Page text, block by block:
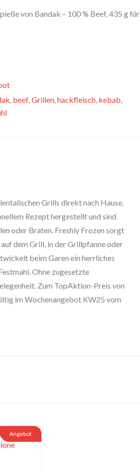
von Bandak – 100 % Beef, 435 g für
, beef,Grillen,hackfleisch, kebab,
Grills direkt nach Hause.
Rezept hergestellt und sind
oder Braten. Freshly Frozen sorgt
dem Grill, in der Grillpfanne oder
beim Garen ein herrliches
Ohne zugesetzte
Zum TopAktion-Preis von
im Wochenangebot KW25 vom
Angebot